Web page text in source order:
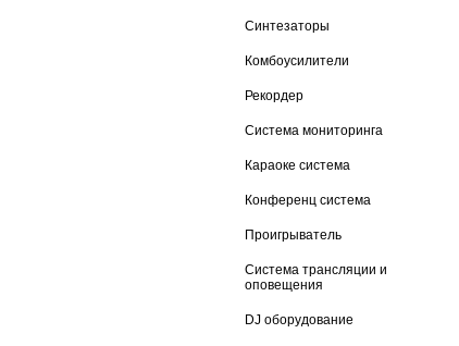
Синтезаторы
Комбоусилители
Рекордер
Система мониторинга
Караоке система
Конференц система
Проигрыватель
Система трансляции и
оповещения
DJ оборудование